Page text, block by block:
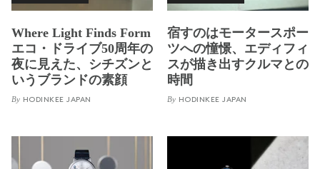
Where Light Finds Form
エコ・ドライブ50周年の
夜に見えた、シチズンと
いうブランドの素顔
By HODINKEE JAPAN
宿すのはモータースポー
ツへの憧憬、エディフィ
スが描き出すクルマとの
時間
By HODINKEE JAPAN